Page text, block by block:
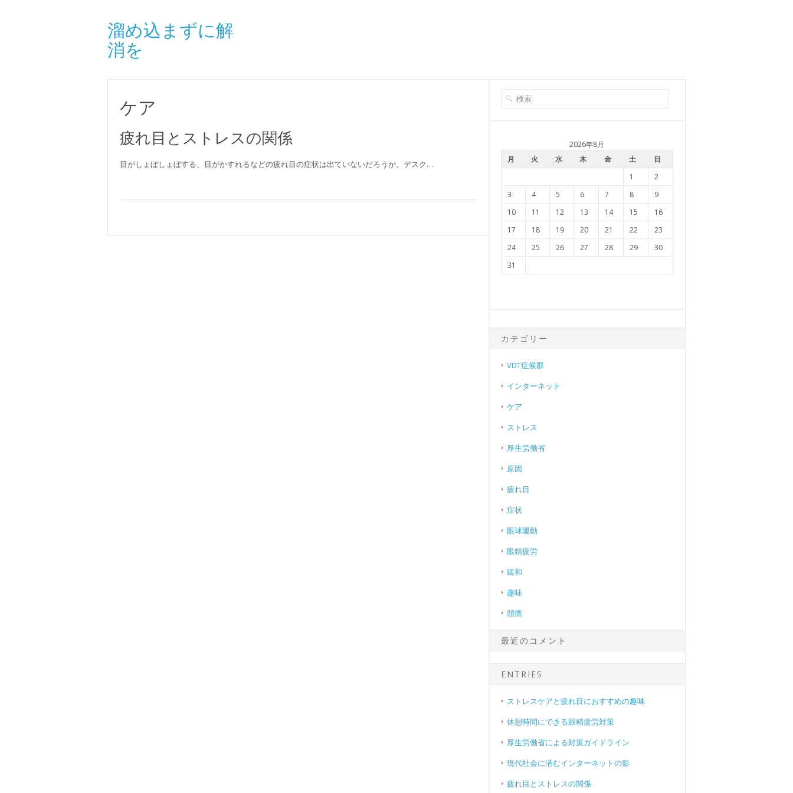
溜め込まずに解
消を
ケア
疲れ目とストレスの関係
目がしょぼしょぼする、目がかすれるなどの疲れ目の症状は出ていないだろうか。デスク…
2026年8月
月
火 水 木 金 土
日
1
2
3
4 5 6 7 8
9
10
11 12 13 14 15
16
17
18 19 20 21 22
23
24
25 26 27 28 29
30
31
カテゴリー
VDT症候群
インターネット
ケア
ストレス
厚生労働省
原因
疲れ目
症状
眼球運動
眼精疲労
緩和
趣味
頭痛
最近のコメント
ENTRIES
ストレスケアと疲れ目におすすめの趣味
休憩時間にできる眼精疲労対策
厚生労働省による対策ガイドライン
現代社会に潜むインターネットの影
疲れ目とストレスの関係